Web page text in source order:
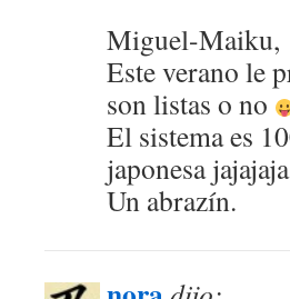
Miguel-Maiku,
Este verano le
son listas o no
El sistema es
japonesa jajajaja
Un abrazín.